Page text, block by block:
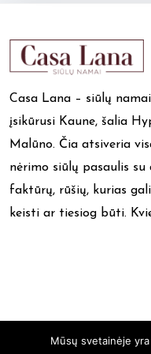
Casa Lana – siūlų
įsikūrusi Kaune, šalia
Malūno. Čia atsiveria
nėrimo siūlų pasaulis su
faktūrų, rūšių, kurias
keisti ar tiesiog būti.
Mūsų svetainėje